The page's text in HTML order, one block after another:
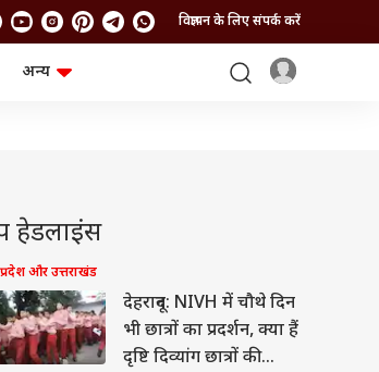
विज्ञापन के लिए संपर्क करें
अन्य
हेडलाइंस
प्रदेश और उत्तराखंड
देहरादून: NIVH में चौथे दिन
भी छात्रों का प्रदर्शन, क्या हैं
दृष्टि दिव्यांग छात्रों की